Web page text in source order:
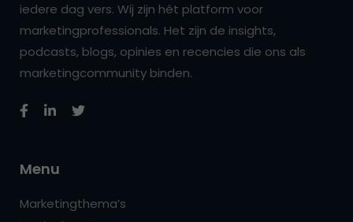
iedere dag vers. Wij zijn hét platform voor
marketingprofessionals. Het zijn de insights,
podcasts, blogs, opinies en recencies die ons als
marketingcommunity binden.
Menu
Marketingthema’s